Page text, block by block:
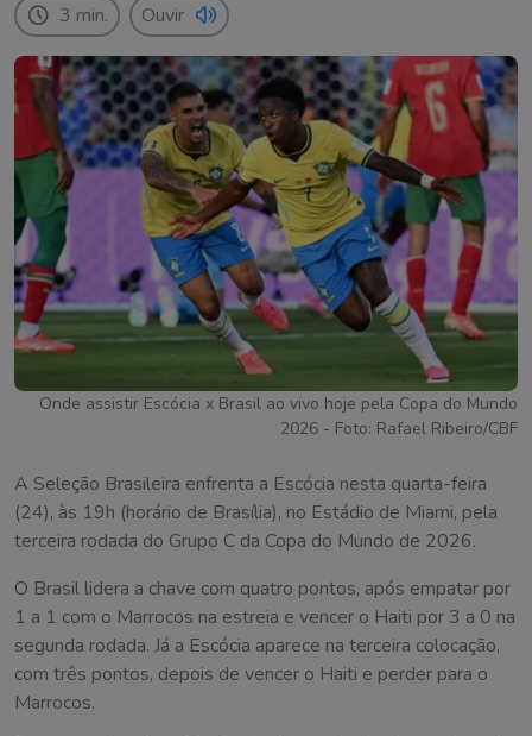
3 min. Ouvir
Onde assistir Escócia x Brasil ao vivo hoje pela Copa do Mundo
2026 - Foto: Rafael Ribeiro/CBF
A Seleção Brasileira enfrenta a Escócia nesta quarta-feira
(24), às 19h (horário de Brasília), no Estádio de Miami, pela
terceira rodada do Grupo C da Copa do Mundo de 2026.
O Brasil lidera a chave com quatro pontos, após empatar por
1 a 1 com o Marrocos na estreia e vencer o Haiti por 3 a 0 na
segunda rodada. Já a Escócia aparece na terceira colocação,
com três pontos, depois de vencer o Haiti e perder para o
Marrocos.